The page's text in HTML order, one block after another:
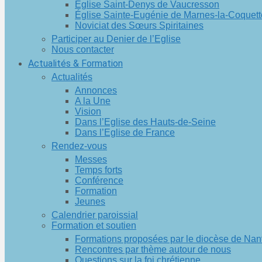
Église Saint-Denys de Vaucresson
Église Sainte-Eugénie de Marnes-la-
Noviciat des Sœurs Spiritaines
Participer au Denier de l’Eglise
Nous contacter
Actualités & Formation
Actualités
Annonces
A la Une
Vision
Dans l’Eglise des Hauts-de-Seine
Dans l’Eglise de France
Rendez-vous
Messes
Temps forts
Conférence
Formation
Jeunes
Calendrier paroissial
Formation et soutien
Formations proposées par le diocèse de
Rencontres par thème autour de nous
Questions sur la foi chrétienne